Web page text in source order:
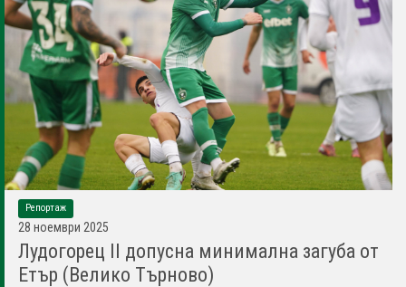
Репортаж
28 ноември 2025
Лудогорец II допусна минимална загуба от
Етър (Велико Търново)